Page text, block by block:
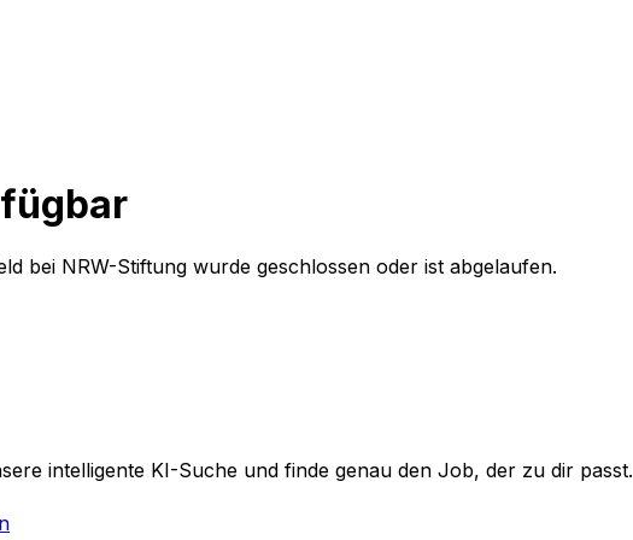
bei NRW-Stiftung wurde geschlossen oder ist abgelaufen.
intelligente KI-Suche und finde genau den Job, der zu dir passt.